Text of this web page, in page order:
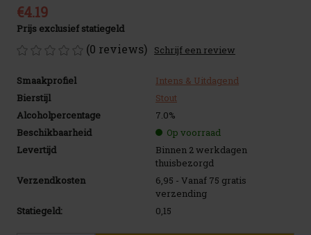
€4.19
Prijs exclusief statiegeld
(0 reviews) Schrijf een review
Smaakprofiel
Intens & Uitdagend
Bierstijl
Stout
Alcoholpercentage
7.0%
Beschikbaarheid
Op voorraad
Levertijd
Binnen 2 werkdagen
thuisbezorgd
Verzendkosten
6,95 - Vanaf 75 gratis
verzending
Statiegeld:
0,15